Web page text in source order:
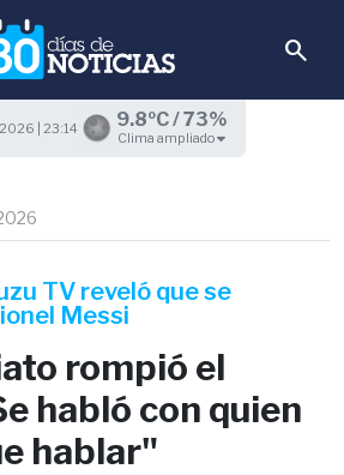
search
| 23:14 9.8ºC / 73%
Clima ampliado
TV reveló que se
Messi
rompió el
habló con quien
hablar"